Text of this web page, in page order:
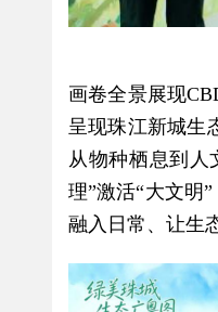
画卷全景展现
呈现珠江新城生
从物种栖息到人
理”激活“大文明
融入日常、让生